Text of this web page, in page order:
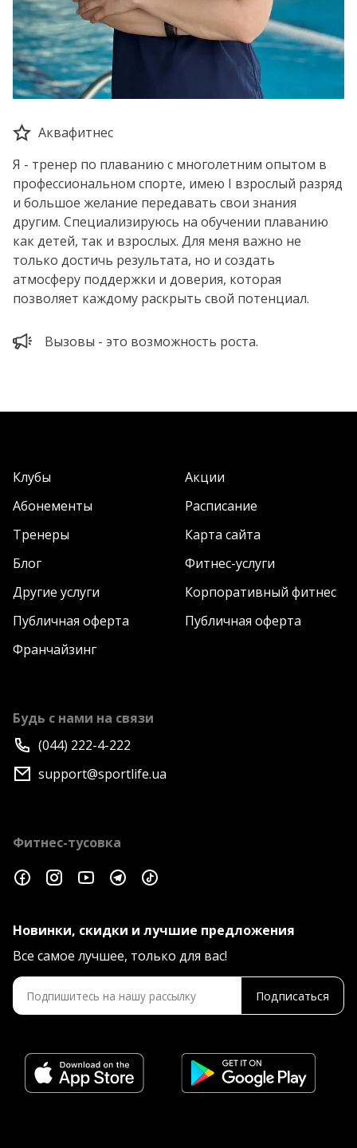
Аквафитнес
Я - тренер по плаванию с многолетним опытом в
профессиональном спорте, имею I взрослый разряд
и большое желание передавать свои знания
другим. Специализируюсь на обучении плаванию
как детей, так и взрослых. Для меня важно не
только достичь результата, но и создать
атмосферу поддержки и доверия, которая
позволяет каждому раскрыть свой потенциал.
Вызовы - это возможность роста.
Клубы
Акции
Абонементы
Расписание
Тренеры
Карта сайта
Блог
Фитнес-услуги
Другие услуги
Корпоративный фитнес
Публичная оферта
Публичная оферта
Франчайзинг
Будь с нами на связи
(044) 222-4-222
support@sportlife.ua
Фитнес-тусовка
Новинки, скидки и лучшие предложения
Все самое лучшее, только для вас!
Подписаться